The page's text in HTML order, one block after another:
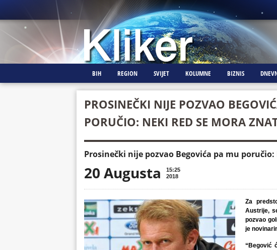
BIH REGION SVIJET KOLUMNE BIZNIS
PROSINEČKI NIJE POZVAO
PORUČIO: NEKI RED SE MORA
Prosinečki nije pozvao Begovića pa mu
20 Augusta
15:25
2018
Za
Austrije,
pozvao
je
“Begović